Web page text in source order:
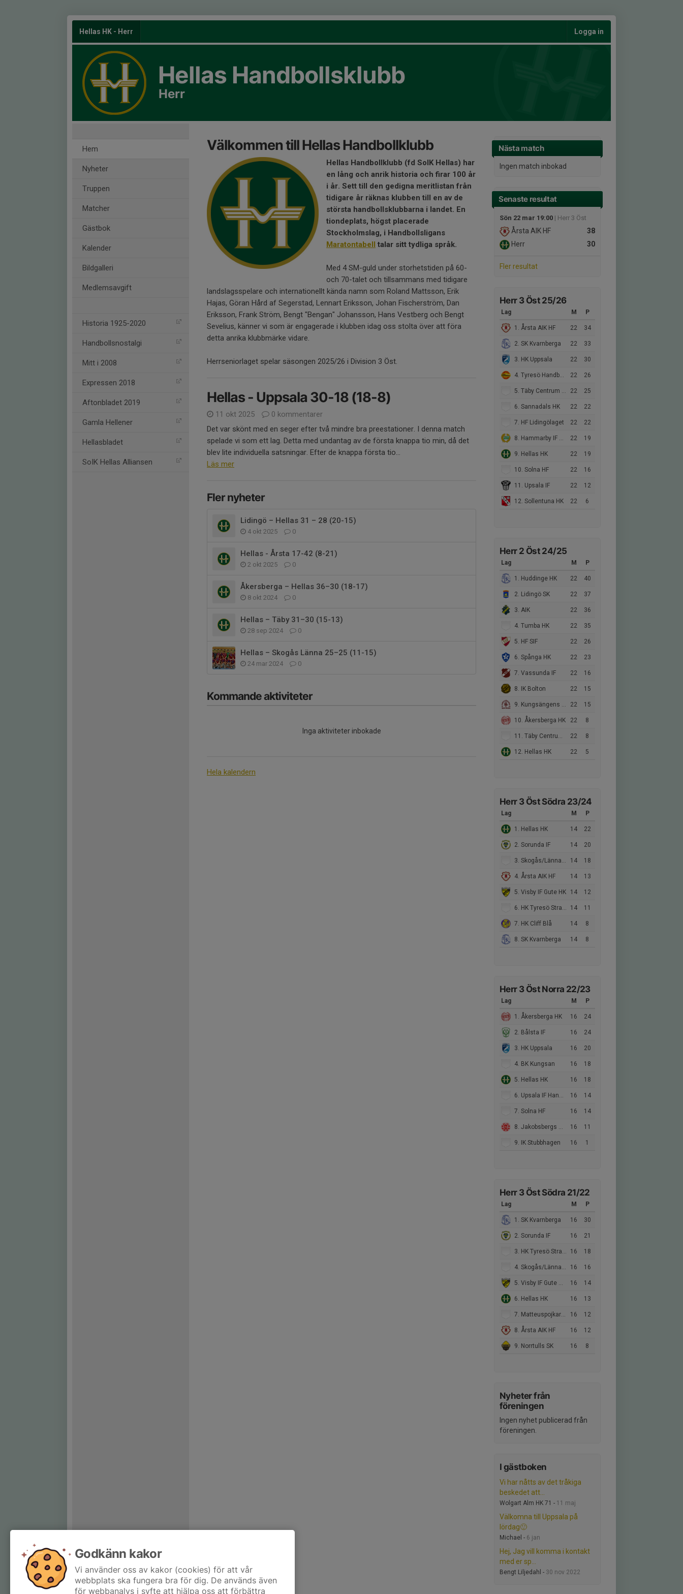
Hellas HK - Herr Logga in
Hellas Handbollsklubb
Herr
Hem
Nyheter
Truppen
Matcher
Gästbok
Kalender
Bildgalleri
Medlemsavgift
Historia 1925-2020
Handbollsnostalgi
Mitt i 2008
Expressen 2018
Aftonbladet 2019
Gamla Hellener
Hellasbladet
SoIK Hellas Alliansen
Nästa match
Ingen match inbokad
Senaste resultat
Sön 22 mar 19:00 | Herr 3 Öst
38
Årsta AIK HF
30
Herr
Fler resultat
Herr 3 Öst 25/26
Lag M P
1. Årsta AIK HF 22 34
2. SK Kvarnberga 22 33
3. HK Uppsala 22 30
4. Tyresö Handboll 2 22 26
5. Täby Centrum HK 22 25
6. Sannadals HK 22 22
7. HF Lidingölaget 22 22
8. Hammarby IF HF 2 22 19
9. Hellas HK 22 19
10. Solna HF 22 16
11. Upsala IF 22 12
12. Sollentuna HK 22 6
Herr 2 Öst 24/25
Lag M P
1. Huddinge HK 22 40
2. Lidingö SK 22 37
3. AIK 22 36
4. Tumba HK 22 35
5. HF SIF 22 26
6. Spånga HK 22 23
7. Vassunda IF 22 16
8. IK Bolton 22 15
9. Kungsängens SK 22 15
10. Åkersberga HK 22 8
11. Täby Centrum HK 22 8
12. Hellas HK 22 5
Herr 3 Öst Södra 23/24
Lag M P
1. Hellas HK 14 22
2. Sorunda IF 14 20
3. Skogås/Länna HK 14 18
4. Årsta AIK HF 14 13
5. Visby IF Gute HK 14 12
6. HK Tyresö Strand 14 11
7. HK Cliff Blå 14 8
8. SK Kvarnberga 14 8
Herr 3 Öst Norra 22/23
Lag M P
1. Åkersberga HK 16 24
2. Bålsta IF 16 24
3. HK Uppsala 16 20
4. BK Kungsan 16 18
5. Hellas HK 16 18
6. Upsala IF Handboll 16 14
7. Solna HF 16 14
8. Jakobsbergs GOIF 16 11
9. IK Stubbhagen 16 1
Herr 3 Öst Södra 21/22
Lag M P
1. SK Kvarnberga 16 30
2. Sorunda IF 16 21
3. HK Tyresö Strand 16 18
4. Skogås/Länna HK 16 16
5. Visby IF Gute Handbollsklubb 16 14
6. Hellas HK 16 13
7. Matteuspojkarna 16 12
8. Årsta AIK HF 16 12
9. Norrtulls SK 16 8
Nyheter från
föreningen
Ingen nyhet publicerad från
föreningen.
I gästboken
Vi har nåtts av det tråkiga
beskedet att...
Wolgart Alm HK 71 - 11 maj
Välkomna till Uppsala på
lördag🙂
Michael - 6 jan
Hej, Jag vill komma i kontakt
med er sp...
Bengt Liljedahl - 30 nov 2022
Välkommen till Hellas Handbollklubb
Hellas Handbollklubb (fd SoIK Hellas) har
en lång och anrik historia och firar 100 år
i år. Sett till den gedigna meritlistan från
tidigare år räknas klubben till en av de
största handbollsklubbarna i landet. En
tiondeplats, högst placerade
Stockholmslag, i Handbollsligans
Maratontabell talar sitt tydliga språk.
Med 4 SM-guld under storhetstiden på 60-
och 70-talet och tillsammans med tidigare
landslagsspelare och internationellt kända namn som Roland Mattsson, Erik
Hajas, Göran Hård af Segerstad, Lennart Eriksson, Johan Fischerström, Dan
Eriksson, Frank Ström, Bengt "Bengan" Johansson, Hans Vestberg och Bengt
Sevelius, känner vi som är engagerade i klubben idag oss stolta över att föra
detta anrika klubbmärke vidare.
Herrseniorlaget spelar säsongen 2025/26 i Division 3 Öst.
Hellas - Uppsala 30-18 (18-8)
11 okt 2025
0 kommentarer
Det var skönt med en seger efter två mindre bra preestationer. I denna match
spelade vi som ett lag. Detta med undantag av de första knappa tio min, då det
blev lite individuella satsningar. Efter de knappa första tio...
Läs mer
Fler nyheter
Lidingö – Hellas 31 – 28 (20-15)
4 okt 2025 0
Hellas - Årsta 17-42 (8-21)
2 okt 2025 0
Åkersberga – Hellas 36–30 (18-17)
8 okt 2024 0
Hellas – Täby 31–30 (15-13)
28 sep 2024 0
Hellas – Skogås Länna 25–25 (11-15)
24 mar 2024 0
Kommande aktiviteter
Inga aktiviteter inbokade
Hela kalendern
Godkänn kakor
Vi använder oss av kakor (cookies) för att vår
webbplats ska fungera bra för dig. De används även
för webbanalys i syfte att hjälpa oss att förbättra